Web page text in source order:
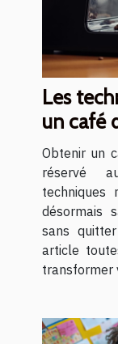
Les
un café
Obtenir un
réservé
techniques
désormais
sans
article
transformer